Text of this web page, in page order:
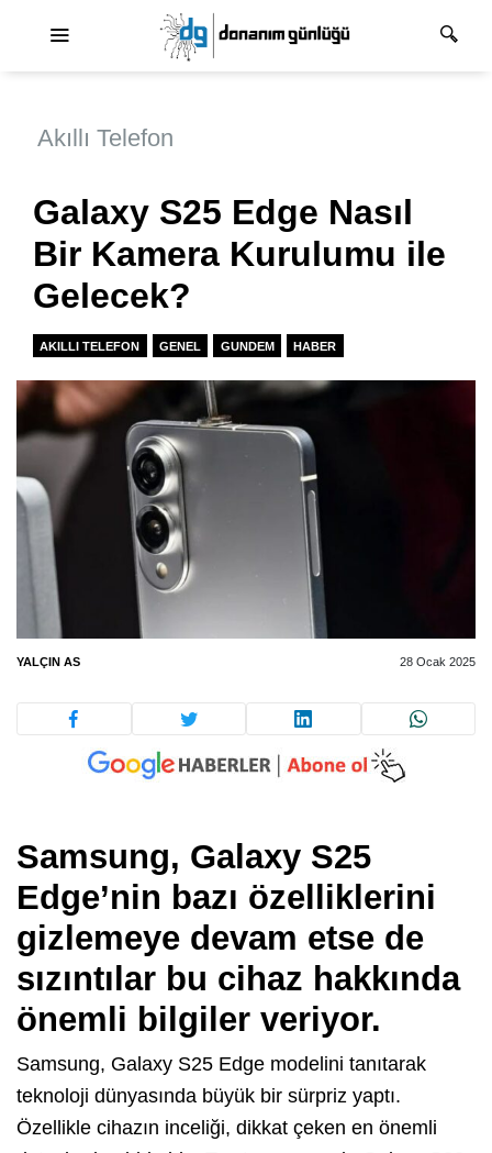
Akıllı Telefon
Galaxy S25 Edge Nasıl
Bir Kamera Kurulumu ile
Gelecek?
AKILLI TELEFON GENEL GUNDEM HABER
YALÇIN AS 28 Ocak 2025
Samsung, Galaxy S25
Edge’nin bazı özelliklerini
gizlemeye devam etse de
sızıntılar bu cihaz hakkında
önemli bilgiler veriyor.
Samsung, Galaxy S25 Edge modelini tanıtarak
teknoloji dünyasında büyük bir sürpriz yaptı.
Özellikle cihazın inceliği, dikkat çeken en önemli